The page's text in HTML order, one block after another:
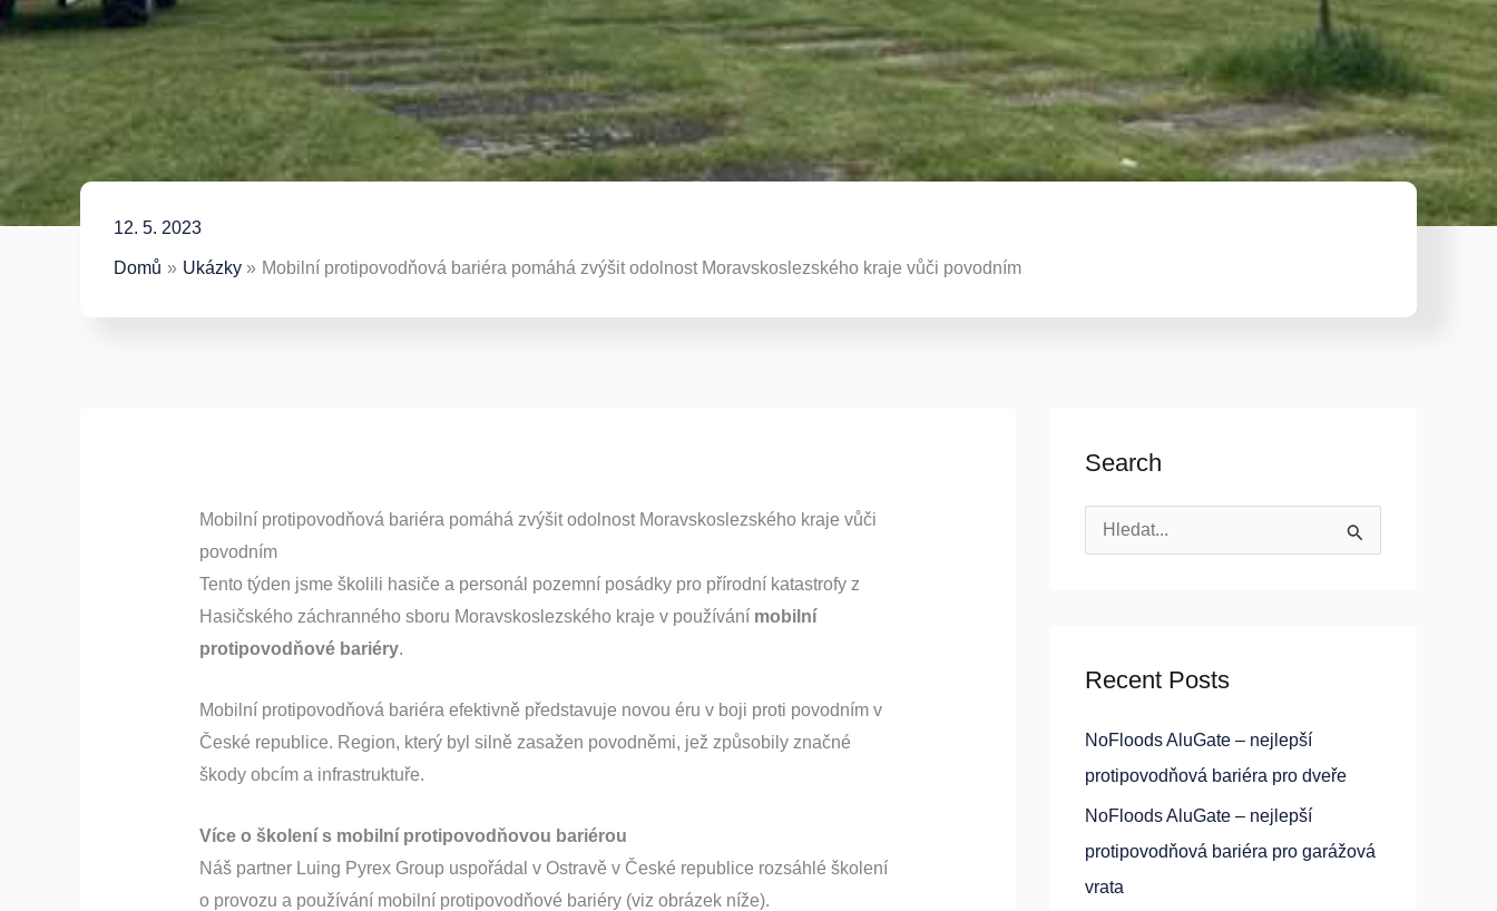
12. 5. 2023
Domů Ukázky Mobilní protipovodňová bariéra pomáhá zvýšit odolnost Moravskoslezského kraje vůči povodním
Mobilní protipovodňová bariéra pomáhá zvýšit odolnost Moravskoslezského kraje vůči
povodním
Tento týden jsme školili hasiče a personál pozemní posádky pro přírodní katastrofy z
Hasičského záchranného sboru Moravskoslezského kraje v používání mobilní
protipovodňové bariéry.
Mobilní protipovodňová bariéra efektivně představuje novou éru v boji proti povodním v
České republice. Region, který byl silně zasažen povodněmi, jež způsobily značné
škody obcím a infrastruktuře.
Více o školení s mobilní protipovodňovou bariérou
Náš partner Luing Pyrex Group uspořádal v Ostravě v České republice rozsáhlé školení
o provozu a používání mobilní protipovodňové bariéry (viz obrázek níže).
Search
e
a
t
p
r
o
Recent Posts
NoFloods AluGate – nejlepší
protipovodňová bariéra pro dveře
NoFloods AluGate – nejlepší
protipovodňová bariéra pro garážová
vrata